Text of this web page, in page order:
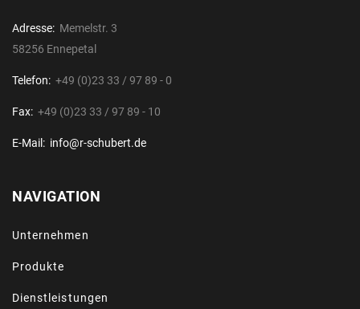
Adresse: Memelstr. 3
58256 Ennepetal
Telefon: +49 (0)23 33 / 97 89 - 0
Fax: +49 (0)23 33 / 97 89 - 10
E-Mail: info@r-schubert.de
NAVIGATION
Unternehmen
Produkte
Dienstleistungen